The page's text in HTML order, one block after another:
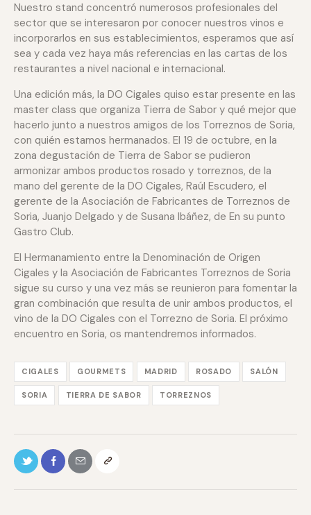
Nuestro stand concentró numerosos profesionales del
sector que se interesaron por conocer nuestros vinos e
incorporarlos en sus establecimientos, esperamos que así
sea y cada vez haya más referencias en las cartas de los
restaurantes a nivel nacional e internacional.
Una edición más, la DO Cigales quiso estar presente en las
master class que organiza Tierra de Sabor y qué mejor que
hacerlo junto a nuestros amigos de los Torreznos de Soria,
con quién estamos hermanados. El 19 de octubre, en la
zona degustación de Tierra de Sabor se pudieron
armonizar ambos productos rosado y torreznos, de la
mano del gerente de la DO Cigales, Raúl Escudero, el
gerente de la Asociación de Fabricantes de Torreznos de
Soria, Juanjo Delgado y de Susana Ibáñez, de En su punto
Gastro Club.
El Hermanamiento entre la Denominación de Origen
Cigales y la Asociación de Fabricantes Torreznos de Soria
sigue su curso y una vez más se reunieron para fomentar la
gran combinación que resulta de unir ambos productos, el
vino de la DO Cigales con el Torrezno de Soria. El próximo
encuentro en Soria, os mantendremos informados.
CIGALES GOURMETS MADRID ROSADO SALÓN
SORIA TIERRA DE SABOR TORREZNOS